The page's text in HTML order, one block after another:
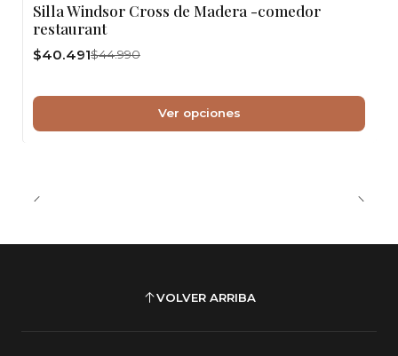
Silla Windsor Cross de Madera -comedor
restaurant
$40.491$44.990
Ver opciones
VOLVER ARRIBA